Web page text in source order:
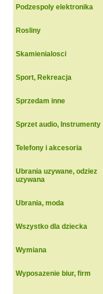
Podzespoly elektronika
Rosliny
Skamienialosci
Sport, Rekreacja
Sprzedam inne
Sprzet audio, Instrumenty
Telefony i akcesoria
Ubrania uzywane, odziez
uzywana
Ubrania, moda
Wszystko dla dziecka
Wymiana
Wyposazenie biur, firm